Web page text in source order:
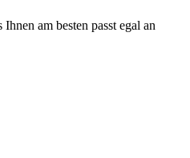
am besten passt egal an